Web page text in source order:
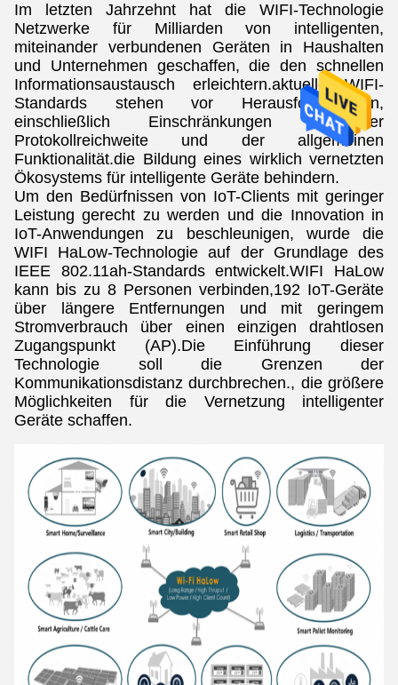
Im letzten Jahrzehnt hat die WIFI-Technologie
Netzwerke für Milliarden von intelligenten,
miteinander verbundenen Geräten in Haushalten
und Unternehmen geschaffen, die den schnellen
Informationsaustausch erleichtern.aktuelle WIFI-
Standards stehen vor Herausforderungen,
einschließlich Einschränkungen in der
Protokollreichweite und der allgemeinen
Funktionalität.die Bildung eines wirklich vernetzten
Ökosystems für intelligente Geräte behindern.
Um den Bedürfnissen von IoT-Clients mit geringer
Leistung gerecht zu werden und die Innovation in
IoT-Anwendungen zu beschleunigen, wurde die
WIFI HaLow-Technologie auf der Grundlage des
IEEE 802.11ah-Standards entwickelt.WIFI HaLow
kann bis zu 8 Personen verbinden,192 IoT-Geräte
über längere Entfernungen und mit geringem
Stromverbrauch über einen einzigen drahtlosen
Zugangspunkt (AP).Die Einführung dieser
Technologie soll die Grenzen der
Kommunikationsdistanz durchbrechen., die größere
Möglichkeiten für die Vernetzung intelligenter
Geräte schaffen.